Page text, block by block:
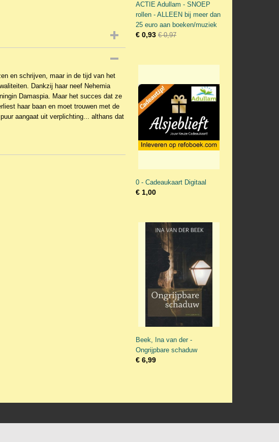
en schrijven, maar in de tijd van het
Dankzij haar neef Nehemia
Damaspia. Maar het succes dat ze
haar baan en moet trouwen met de
aangaat uit verplichting... althans dat
ACTIE Adullam - SNOEP
rollen - ALLEEN bij meer dan
25 euro aan boeken/muziek
€ 0,93 € 0,97
0 - Cadeaukaart Digitaal
€ 1,00
Beek, Ina van der -
Ongrijpbare schaduw
€ 6,99